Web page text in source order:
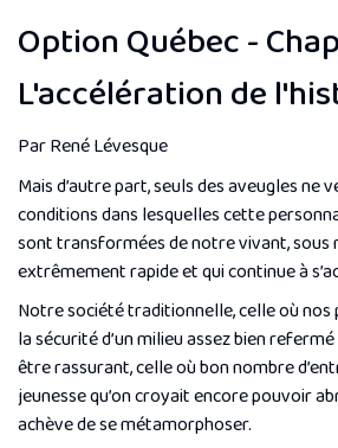
Option Québec -
L'accélération de
Par René Lévesque
Mais d’autre part, seuls des aveugles ne
conditions dans lesquelles cette
sont transformées de notre vivant, sous
extrêmement rapide et qui continue à
Notre société traditionnelle, celle où
la sécurité d’un milieu assez bien
être rassurant, celle où bon nombre
jeunesse qu’on croyait encore pouvoir
achève de se métamorphoser.